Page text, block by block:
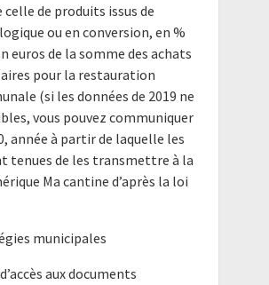
de produits issus de
ou en conversion, en %
euros de la somme des achats
pour la restauration
(si les données de 2019 ne
vous pouvez communiquer
année à partir de laquelle les
tenues de les transmettre à la
Ma cantine d’après la loi
municipales
aux documents